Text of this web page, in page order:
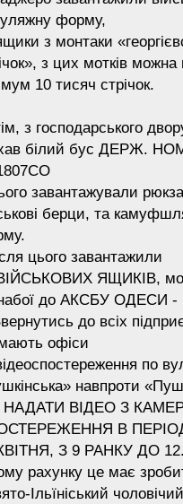
форму,
з монтаки
з цих мотків можна
10 тисяч стрічок.
з господарського
білий бус ДЕРЖ.
завантажували
берци, та
цього завантажили
ЯЩИКІВ,
до АКСБУ ОДЕСИ -
до всіх
офіси
по
навпроти
НАДАТИ ВІДЕО З
В
З 9 РАНКУ ДО
рахунку це має
Ільїніський чоловічий